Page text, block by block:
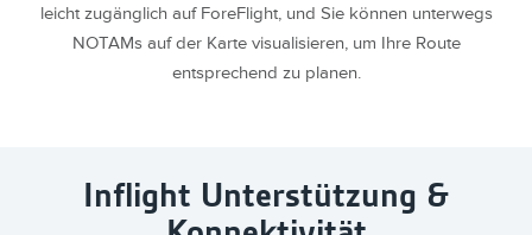
leicht zugänglich auf ForeFlight, und Sie können unterwegs
NOTAMs auf der Karte visualisieren, um Ihre Route
entsprechend zu planen.
Inflight Unterstützung &